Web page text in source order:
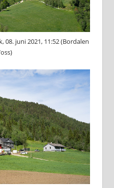
08. juni 2021, 11:52 (Bordalen